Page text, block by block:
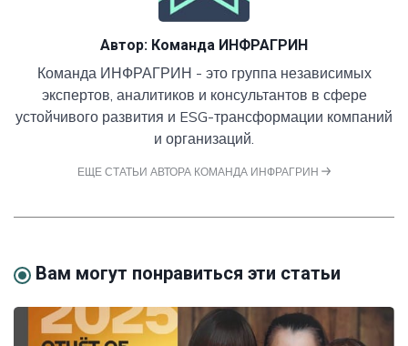
Автор: Команда ИНФРАГРИН
Команда ИНФРАГРИН - это группа независимых
экспертов, аналитиков и консультантов в сфере
устойчивого развития и ESG-трансформации компаний
и организаций.
ЕЩЕ СТАТЬИ АВТОРА КОМАНДА ИНФРАГРИН
Вам могут понравиться эти статьи